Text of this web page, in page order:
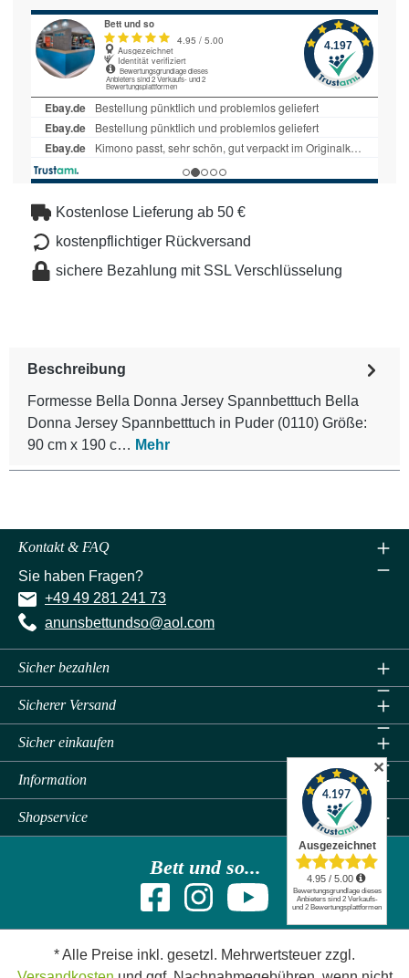
Kostenlose Lieferung ab 50 €
kostenpflichtiger Rückversand
sichere Bezahlung mit SSL Verschlüsselung
Beschreibung
Formesse Bella Donna Jersey Spannbetttuch Bella
Donna Jersey Spannbetttuch in Puder (0110) Größe:
90 cm x 190 c… Mehr
Kontakt & FAQ
Sie haben Fragen?
+49 49 281 241 73
anunsbettundso@aol.com
Sicher bezahlen
Sicherer Versand
Sicher einkaufen
Bett und so...
Information
Shopservice
* Alle Preise inkl. gesetzl. Mehrwertsteuer zzgl.
✕